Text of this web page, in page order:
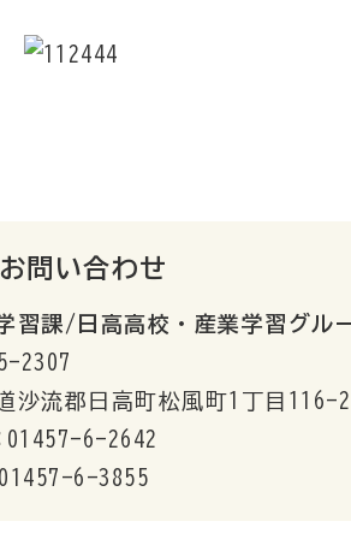
お問い合わせ
習課/日高高校・産業学習グル
2307
沙流郡日高町松風町1丁目116-2
6-2642
6-3855